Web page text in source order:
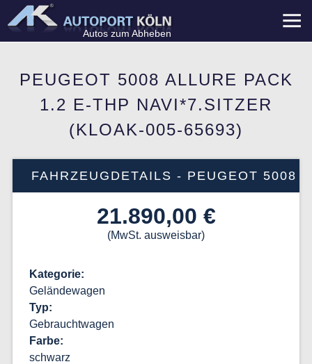
Autos zum Abheben
PEUGEOT 5008 ALLURE PACK
1.2 E-THP NAVI*7.SITZER
(KLOAK-005-65693)
FAHRZEUGDETAILS - PEUGEOT 5008
21.890,00 €
(MwSt. ausweisbar)
Kategorie
Geländewagen
Typ
Gebrauchtwagen
Farbe
schwarz